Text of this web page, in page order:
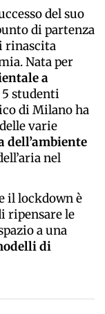
del suo
di partenza
rinascita
Nata per
a
5 studenti
di Milano ha
varie
dell’ambiente
nel
il lockdown è
ripensare le
a una
di